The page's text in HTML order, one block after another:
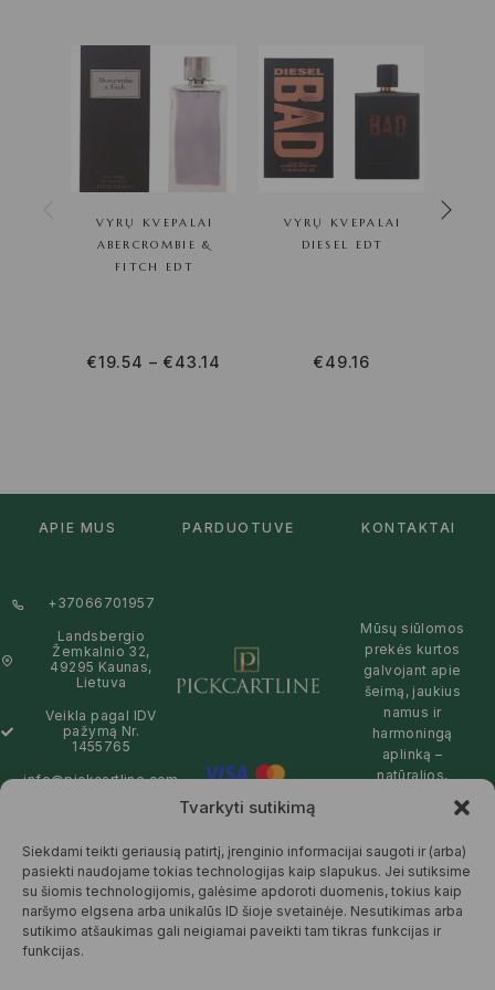
Tvarkyti sutikimą
Siekdami teikti geriausią patirtį, įrenginio informacijai saugoti ir (arba)
pasiekti naudojame tokias technologijas kaip slapukus. Jei sutiksime
su šiomis technologijomis, galėsime apdoroti duomenis, tokius kaip
naršymo elgsena arba unikalūs ID šioje svetainėje. Nesutikimas arba
sutikimo atšaukimas gali neigiamai paveikti tam tikras funkcijas ir
funkcijas.
VYRŲ KVEPALAI
ABERCROMBIE &
FITCH EDT
€19.54 – €43.14
VYRŲ KVEPALAI
DIESEL EDT
€49.16
APIE MUS PARDUOTUVĖ KONTAKTAI
+37066701957
Landsbergio
Žemkalnio 32,
49295 Kaunas,
Lietuva
Veikla pagal IDV
pažymą Nr.
1455765
info@pickcartline.com
Mūsų siūlomos
prekės kurtos
galvojant apie
šeimą, jaukius
namus ir
harmoningą
aplinką –
natūralios,
draugiškos tiek
gamtai.
SKAITYTI
DAUGIAU